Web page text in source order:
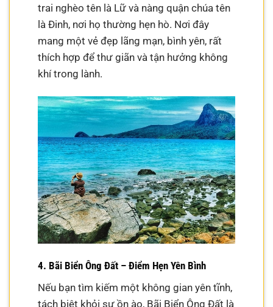
trai nghèo tên là Lữ và nàng quận chúa tên
là Đinh, nơi họ thường hẹn hò. Nơi đây
mang một vẻ đẹp lãng mạn, bình yên, rất
thích hợp để thư giãn và tận hưởng không
khí trong lành.
4. Bãi Biển Ông Đất – Điểm Hẹn Yên Bình
Nếu bạn tìm kiếm một không gian yên tĩnh,
tách biệt khỏi sự ồn ào, Bãi Biển Ông Đất là